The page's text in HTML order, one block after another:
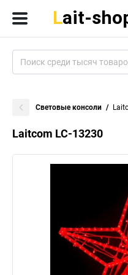
Световые консоли
Laitcom LC-13230